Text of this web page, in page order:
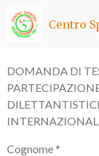
Vai
al
Centro
DOMANDA DI
Cognome *